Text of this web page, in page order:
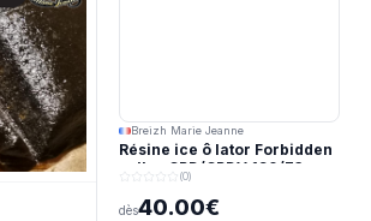
Breizh Marie Jeanne
Résine ice ô lator Forbidden
valley CBD/CBDV 190/73u
(0)
dès40.00€